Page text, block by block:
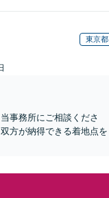
東京都
事務所にご相談くださ
方が納得できる着地点を